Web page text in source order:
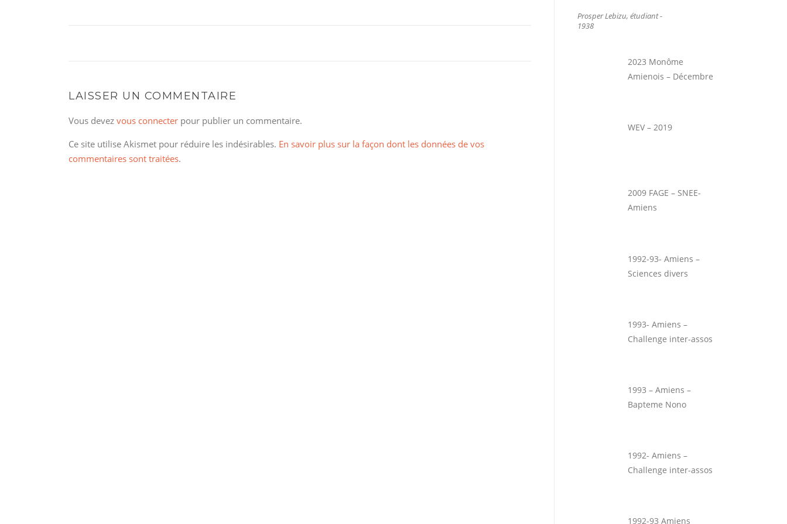
LAISSER UN COMMENTAIRE
Vous devez vous connecter pour publier un commentaire.
Ce site utilise Akismet pour réduire les indésirables. En savoir plus sur la façon dont les données de vos
commentaires sont traitées.
Prosper Lebizu, étudiant -
1938
2023 Monôme
Amienois – Décembre
WEV – 2019
2009 FAGE – SNEE-
Amiens
1992-93- Amiens –
Sciences divers
1993- Amiens –
Challenge inter-assos
1993 – Amiens –
Bapteme Nono
1992- Amiens –
Challenge inter-assos
1992-93 Amiens